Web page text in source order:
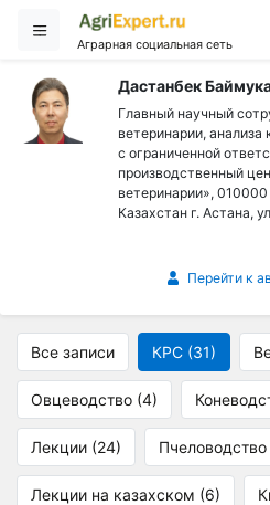
Аграрная социальная сеть
Дастанбек
Главный научный
ветеринарии,
с ограниченной
производственный
ветеринарии»,
Казахстан г. Астана,
Перейти к
Все записи КРС (31)
Овцеводство (4)
Лекции (24)
Лекции на казахском (6)